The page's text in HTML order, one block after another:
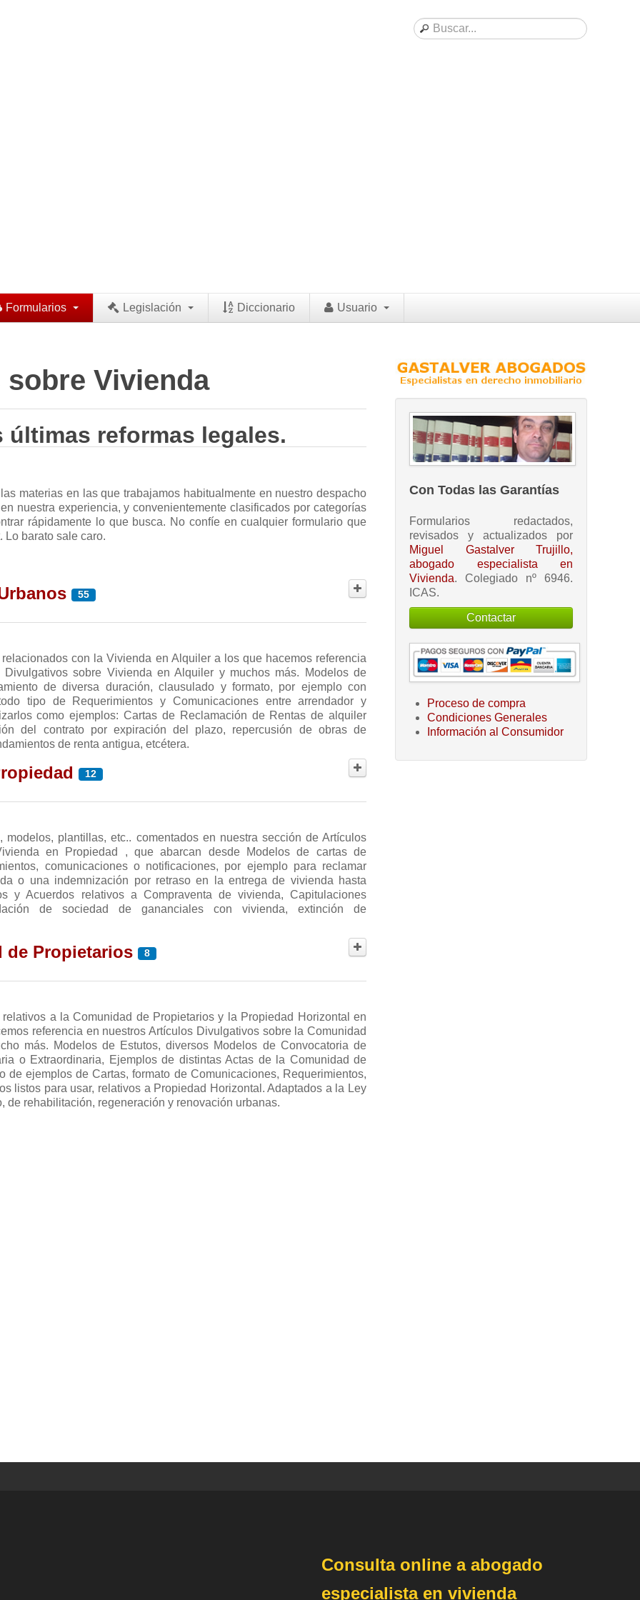
Formularios Legislación Diccionario Usuario
Vivienda
últimas reformas legales.
materias en las que trabajamos habitualmente en nuestro despacho
nuestra experiencia, y convenientemente clasificados por categorías
rápidamente lo que busca. No confíe en cualquier formulario que
Lo barato sale caro.
55
con la Vivienda en Alquiler a los que hacemos referencia
Divulgativos sobre Vivienda en Alquiler y muchos más. Modelos de
de diversa duración, clausulado y formato, por ejemplo con
tipo de Requerimientos y Comunicaciones entre arrendador y
como ejemplos: Cartas de Reclamación de Rentas de alquiler
del contrato por expiración del plazo, repercusión de obras de
de renta antigua, etcétera.
para destinarla a domicilio habitual le interesarán los modelos de
De Vivienda. Si no va a constituir el domicilio habitual y
sino que va a usarlo sólo por poco tiempo, por una temporada por
a oficina, o a cualquier otro uso, le interesarán los modelos de
De uso distinto a vivienda. Si lo que quiere es alquiler algo
por ejemplo una plaza de garaje, le interesaránOtros Contratos de
38
más habituales en materia de arrendamientos, clasificados en
la que fue firmado el contrato. Aquí encontrará modelos de
de renta en caso de impago, de desistimiento del contrato, de
del contrato de alquiler, de denegación de prórroga por necesitar
para sí, etc.
al 6 de junio de 2013 6
12
modelos, plantillas, etc.. comentados en nuestra sección de Artículos
en Propiedad , que abarcan desde Modelos de cartas de
comunicaciones o notificaciones, por ejemplo para reclamar
o una indemnización por retraso en la entrega de vivienda hasta
y Acuerdos relativos a Compraventa de vivienda, Capitulaciones
de sociedad de gananciales con vivienda, extinción de
de Propietarios 8
a la Comunidad de Propietarios y la Propiedad Horizontal en
referencia en nuestros Artículos Divulgativos sobre la Comunidad
más. Modelos de Estutos, diversos Modelos de Convocatoria de
o Extraordinaria, Ejemplos de distintas Actas de la Comunidad de
de ejemplos de Cartas, formato de Comunicaciones, Requerimientos,
listos para usar, relativos a Propiedad Horizontal. Adaptados a la Ley
de rehabilitación, regeneración y renovación urbanas.
Con Todas las Garantías
Formularios redactados,
revisados y actualizados por
Miguel Gastalver Trujillo,
abogado especialista en
Vivienda. Colegiado nº 6946.
ICAS.
Contactar
Proceso de compra
Condiciones Generales
Información al Consumidor
Consulta online a abogado
especialista en vivienda